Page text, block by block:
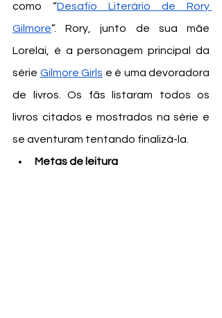
como “Desafio Literário de Rory
Gilmore”. Rory, junto de sua mãe
Lorelai, é a personagem principal da
série Gilmore Girls e é uma devoradora
de livros. Os fãs listaram todos os
livros citados e mostrados na série e
se aventuram tentando finalizá-la.
Metas de leitura